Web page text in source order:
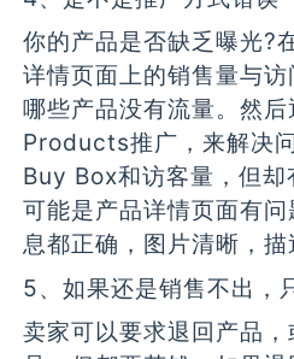
你的产品是否缺乏曝光?
详情页面上的销售量与
哪些产品没有流量。然
Products推广，来解决
Buy Box和访客量，但
可能是产品详情页面有
息都正确，图片清晰，描
5、如果还是销售不出，
卖家可以要求退回产品